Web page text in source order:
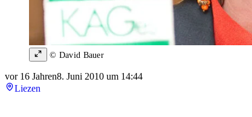
© David Bauer
vor 16 Jahren8. Juni 2010 um 14:44
Liezen